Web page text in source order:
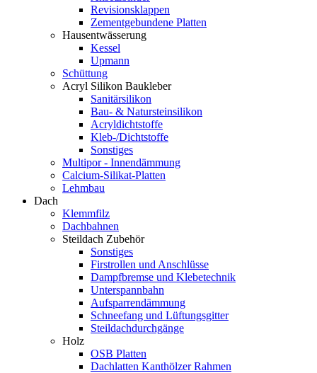
Revisionsklappen
Zementgebundene Platten
Hausentwässerung
Kessel
Upmann
Schüttung
Acryl Silikon Baukleber
Sanitärsilikon
Bau- & Natursteinsilikon
Acryldichtstoffe
Kleb-/Dichtstoffe
Sonstiges
Multipor - Innendämmung
Calcium-Silikat-Platten
Lehmbau
Dach
Klemmfilz
Dachbahnen
Steildach Zubehör
Sonstiges
Firstrollen und Anschlüsse
Dampfbremse und Klebetechnik
Unterspannbahn
Aufsparrendämmung
Schneefang und Lüftungsgitter
Steildachdurchgänge
Holz
OSB Platten
Dachlatten Kanthölzer Rahmen